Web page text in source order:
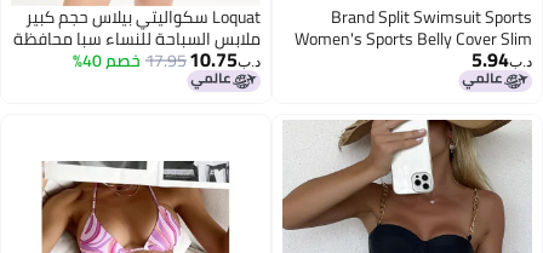
Brand Split Swimsuit Sports
Women's Sports Belly Cover Slim
Short Sleeve Professional
Swimwear
د.ب‏5.94
3
Loquat سكواليتي بيلاس حجم كبير
ملابس السباحة للنساء سبا محافظة
بيكيني عالي الخصر
د.ب‏10.75
17.95خصم 40%